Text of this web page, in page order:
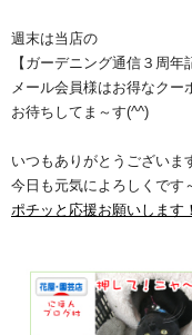
週末は当店の
【ガーデニング通信３周
メール会員様はお得なクー
お待ちしてま～す(^^)
いつもありがとうございま
今日も元気によろしくです
ポチッと応援お願いします！